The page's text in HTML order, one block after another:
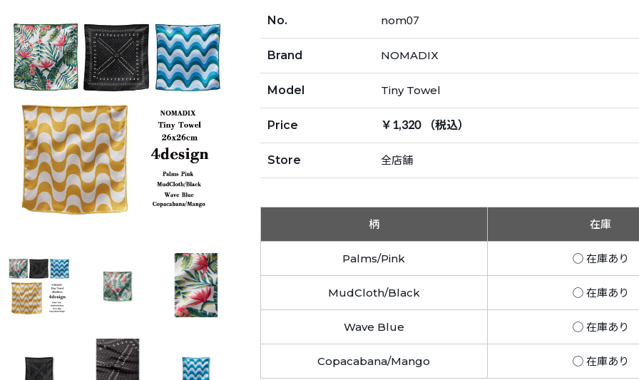
No. nom07
Brand NOMADIX
Model Tiny Towel
Price ￥1,320 （税込）
Store 全店舗
柄 在庫
Palms/Pink ◯ 在庫あり
MudCloth/Black ◯ 在庫あり
Wave Blue ◯ 在庫あり
Copacabana/Mango ◯ 在庫あり